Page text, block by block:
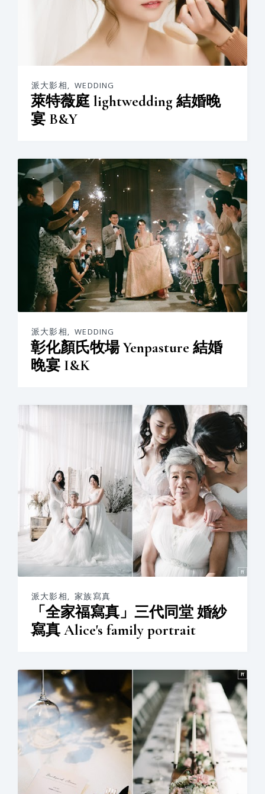
派大影相, WEDDING
萊特薇庭 lightwedding 結婚晚
宴 B&Y
派大影相, WEDDING
彰化顏氏牧場 Yenpasture 結婚
晚宴 I&K
派大影相, 家族寫真
「全家福寫真」三代同堂 婚紗
寫真 Alice's family portrait